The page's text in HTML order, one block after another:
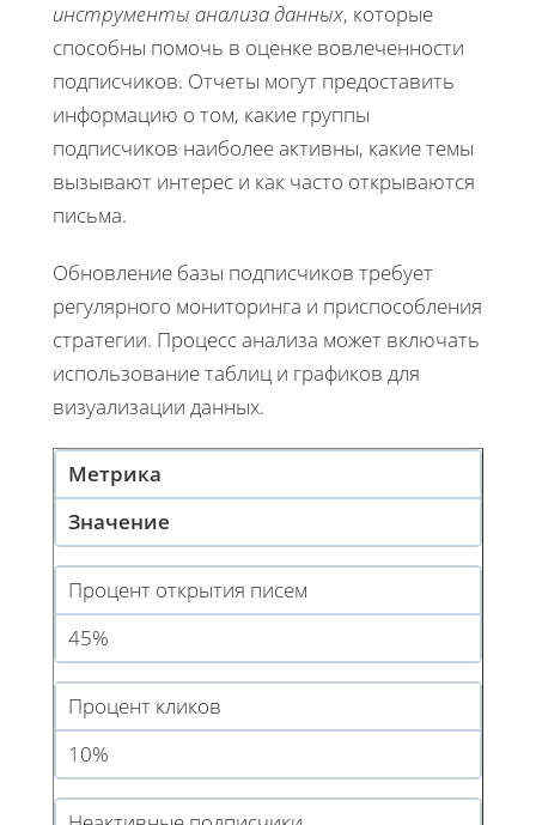
инструменты анализа данных, которые
способны помочь в оценке вовлеченности
подписчиков. Отчеты могут предоставить
информацию о том, какие группы
подписчиков наиболее активны, какие темы
вызывают интерес и как часто открываются
письма.
Обновление базы подписчиков требует
регулярного мониторинга и приспособления
стратегии. Процесс анализа может включать
использование таблиц и графиков для
визуализации данных.
Метрика
Значение
Процент открытия писем
45%
Процент кликов
10%